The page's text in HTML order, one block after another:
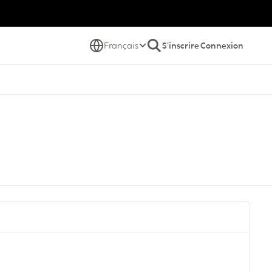
Français S'inscrireConnexion